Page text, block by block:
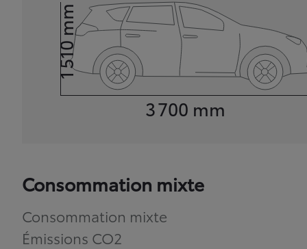
Longueur
3 700 mm
Hauteur
1 510
mm
Consommation mixte
Consommation mixte
Émissions CO2